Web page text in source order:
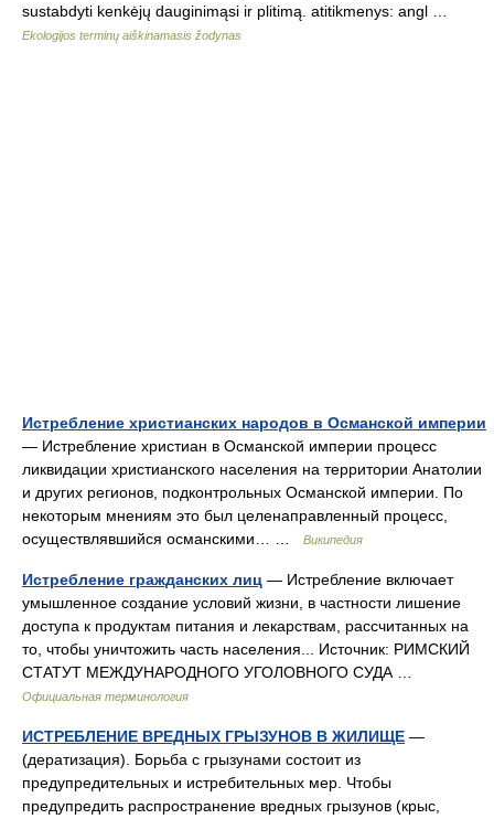
sustabdyti kenkėjų dauginimąsi ir plitimą. atitikmenys: angl …
Ekologijos terminų aiškinamasis žodynas
Истребление христианских народов в Османской империи
— Истребление христиан в Османской империи процесс
ликвидации христианского населения на территории Анатолии
и других регионов, подконтрольных Османской империи. По
некоторым мнениям это был целенаправленный процесс,
осуществлявшийся османскими… …
Википедия
Истребление гражданских лиц — Истребление включает
умышленное создание условий жизни, в частности лишение
доступа к продуктам питания и лекарствам, рассчитанных на
то, чтобы уничтожить часть населения... Источник: РИМСКИЙ
СТАТУТ МЕЖДУНАРОДНОГО УГОЛОВНОГО СУДА …
Официальная терминология
ИСТРЕБЛЕНИЕ ВРЕДНЫХ ГРЫЗУНОВ В ЖИЛИЩЕ —
(дератизация). Борьба с грызунами состоит из
предупредительных и истребительных мер. Чтобы
предупредить распространение вредных грызунов (крыс,